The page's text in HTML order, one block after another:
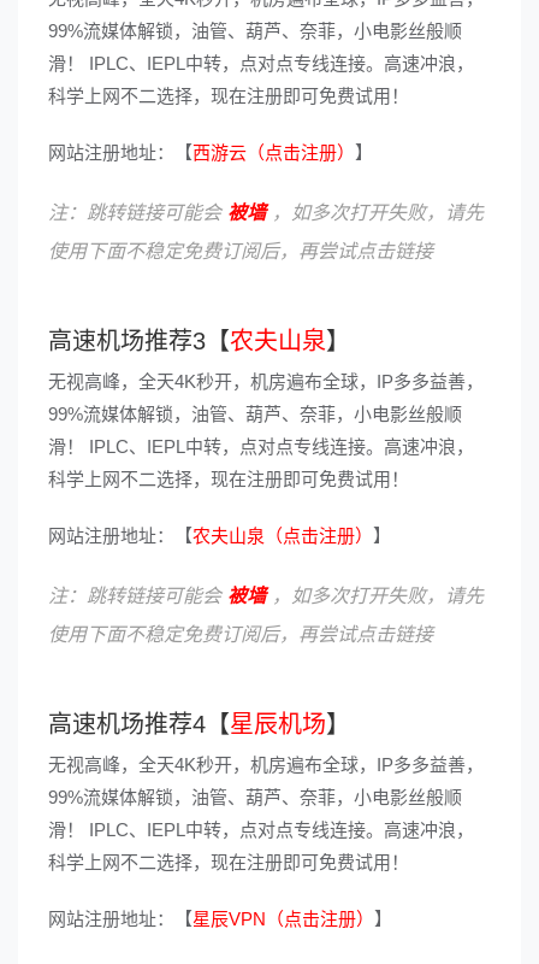
99%流媒体解锁，油管、葫芦、奈菲，小电影丝般顺
滑！ IPLC、IEPL中转，点对点专线连接。高速冲浪，
科学上网不二选择，现在注册即可免费试用！
网站注册地址：【西游云（点击注册） 】
注：跳转链接可能会 被墙，如多次打开失败，请先
使用下面不稳定免费订阅后，再尝试点击链接
高速机场推荐3【农夫山泉】
无视高峰，全天4K秒开，机房遍布全球，IP多多益善，
99%流媒体解锁，油管、葫芦、奈菲，小电影丝般顺
滑！ IPLC、IEPL中转，点对点专线连接。高速冲浪，
科学上网不二选择，现在注册即可免费试用！
网站注册地址：【农夫山泉（点击注册） 】
注：跳转链接可能会 被墙，如多次打开失败，请先
使用下面不稳定免费订阅后，再尝试点击链接
高速机场推荐4【星辰机场】
无视高峰，全天4K秒开，机房遍布全球，IP多多益善，
99%流媒体解锁，油管、葫芦、奈菲，小电影丝般顺
滑！ IPLC、IEPL中转，点对点专线连接。高速冲浪，
科学上网不二选择，现在注册即可免费试用！
网站注册地址：【星辰VPN（点击注册） 】